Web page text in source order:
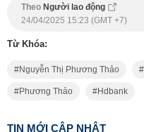
Theo Người lao động
24/04/2025 15:23 (GMT +7)
Từ Khóa:
Nguyễn Thị Phương Thảo
Phương Thảo Hdbank
TIN MỚI CẬP NHẬT